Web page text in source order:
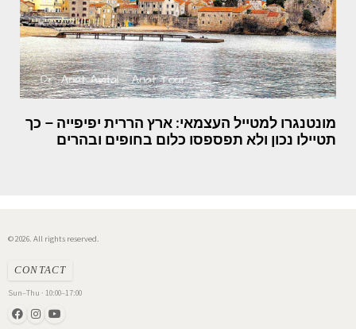
מונטנגרו למטייל העצמאי: ארץ הררית יפיפייה – כך
תטיילו נכון ולא תפספסו כלום בחופים ובהרים
© 2026. All rights reserved.
CONTACT
Sun–Thu · 10:00–17:00